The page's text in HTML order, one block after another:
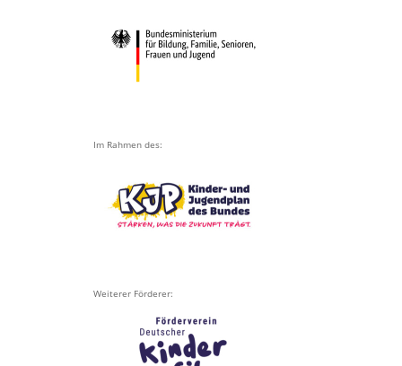
Im Rahmen des:
Weiterer Förderer: